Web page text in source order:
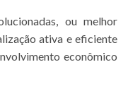
ou melhor
ativa e eficiente
econômico